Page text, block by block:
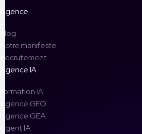
Agence
Blog
Notre manifeste
Recrutement
Agence IA
Formation IA
Agence GEO
Agence GEA
Agent IA